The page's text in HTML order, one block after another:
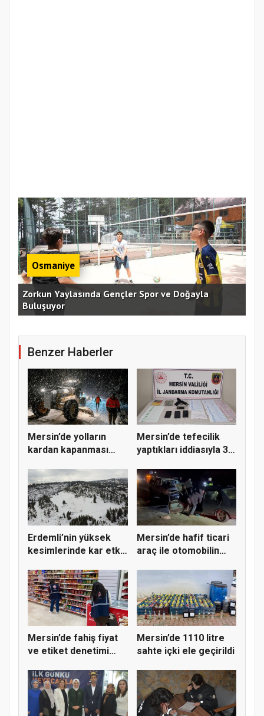
Osmaniye
Zorkun Yaylasında Gençler Spor ve Doğayla
Buluşuyor
Benzer Haberler
Mersin’de yolların
kardan kapanması
Mersin’de tefecilik
yaptıkları iddiasıyla 3
Erdemli’nin yüksek
kesimlerinde kar etkili
Mersin’de hafif ticari
araç ile otomobilin
Mersin’de fahiş fiyat
ve etiket denetimi
Mersin’de 1110 litre
sahte içki ele geçirildi